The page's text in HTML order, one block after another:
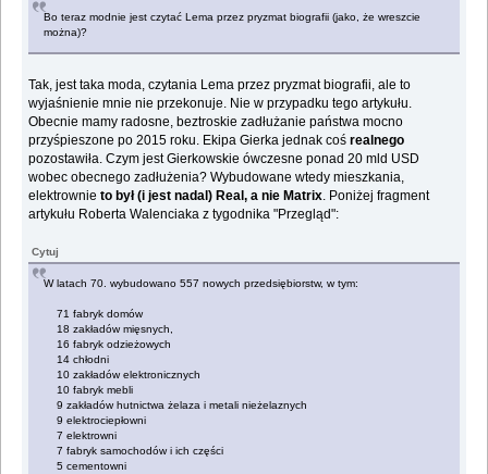
Bo teraz modnie jest czytać Lema przez pryzmat biografii (jako, że wreszcie
można)?
Tak, jest taka moda, czytania Lema przez pryzmat biografii, ale to
wyjaśnienie mnie nie przekonuje. Nie w przypadku tego artykułu.
Obecnie mamy radosne, beztroskie zadłużanie państwa mocno
przyśpieszone po 2015 roku. Ekipa Gierka jednak cośrealnego
pozostawiła. Czym jest Gierkowskie ówczesne ponad 20 mld USD
wobec obecnego zadłużenia? Wybudowane wtedy mieszkania,
elektrownieto był (i jest nadal) Real, a nie Matrix. Poniżej fragment
artykułu Roberta Walenciaka z tygodnika "Przegląd":
Cytuj
W latach 70. wybudowano 557 nowych przedsiębiorstw, w tym:
71 fabryk domów
18 zakładów mięsnych,
16 fabryk odzieżowych
14 chłodni
10 zakładów elektronicznych
10 fabryk mebli
9 zakładów hutnictwa żelaza i metali nieżelaznych
9 elektrociepłowni
7 elektrowni
7 fabryk samochodów i ich części
5 cementowni